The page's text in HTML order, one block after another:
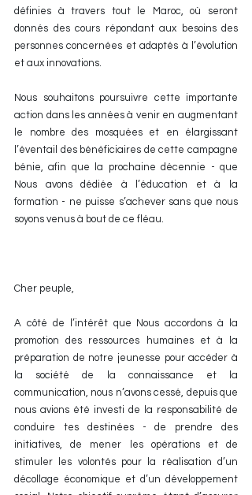
définies à travers tout le Maroc, où seront
donnés des cours répondant aux besoins des
personnes concernées et adaptés à l’évolution
et aux innovations.
Nous souhaitons poursuivre cette importante
action dans les années à venir en augmentant
le nombre des mosquées et en élargissant
l’éventail des bénéficiaires de cette campagne
bénie, afin que la prochaine décennie - que
Nous avons dédiée à l’éducation et à la
formation - ne puisse s’achever sans que nous
soyons venus à bout de ce fléau.
Cher peuple,
A côté de l’intérêt que Nous accordons à la
promotion des ressources humaines et à la
préparation de notre jeunesse pour accéder à
la société de la connaissance et la
communication, nous n’avons cessé, depuis que
nous avions été investi de la responsabilité de
conduire tes destinées - de prendre des
initiatives, de mener les opérations et de
stimuler les volontés pour la réalisation d’un
décollage économique et d’un développement